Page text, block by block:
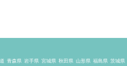
青森県 岩手県 宮城県 秋田県 山形県 福島県 茨城県